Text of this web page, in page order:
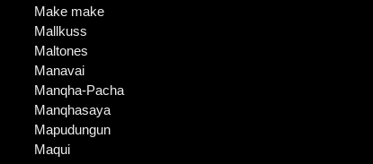
Make make
Mallkuss
Maltones
Manavai
Manqha-Pacha
Manqhasaya
Mapudungun
Maqui